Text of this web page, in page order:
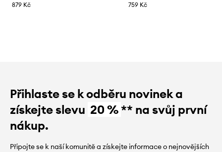
879 Kč
759 Kč
Přihlaste se k odběru novinek a
získejte slevu 20 %** na svůj první
nákup.
Připojte se k naší komunitě a získejte informace o nejnovějších